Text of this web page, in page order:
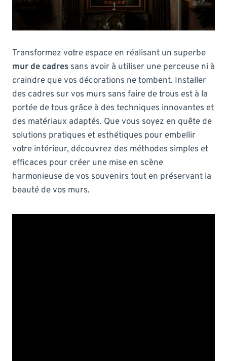
Transformez votre espace en réalisant un superbe
mur de cadres sans avoir à utiliser une perceuse ni à
craindre que vos décorations ne tombent. Installer
des cadres sur vos murs sans faire de trous est à la
portée de tous grâce à des techniques innovantes et
des matériaux adaptés. Que vous soyez en quête de
solutions pratiques et esthétiques pour embellir
votre intérieur, découvrez des méthodes simples et
efficaces pour créer une mise en scène
harmonieuse de vos souvenirs tout en préservant la
beauté de vos murs.